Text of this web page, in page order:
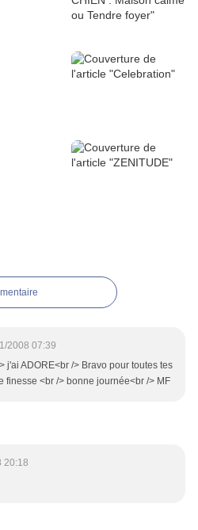
2008 07:39
j'ai ADORE<br /> Bravo pour toutes tes
finesse <br /> bonne journée<br /> MF
20:18